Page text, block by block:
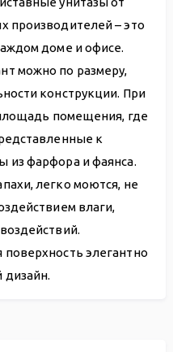
производителей – это
доме и офисе.
можно по размеру,
конструкции. При
помещения, где
к
из фарфора и фаянса.
легко моются, не
влаги,
элегантно
дизайн.